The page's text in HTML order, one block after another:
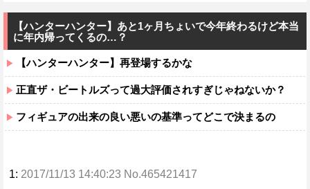
【ハンターハンター】あと1ヶ月ちょいで今年終わるけど本当
に年内帰ってくるの…？
【ハンターハンター】再登場するかな
正直ザ・ビートルズって過大評価されすぎじゃねないか？
フィギュアの出来の良い悪いの基準ってどこで決まるの
1: 2017/11/13 14:40:23 No.465421417